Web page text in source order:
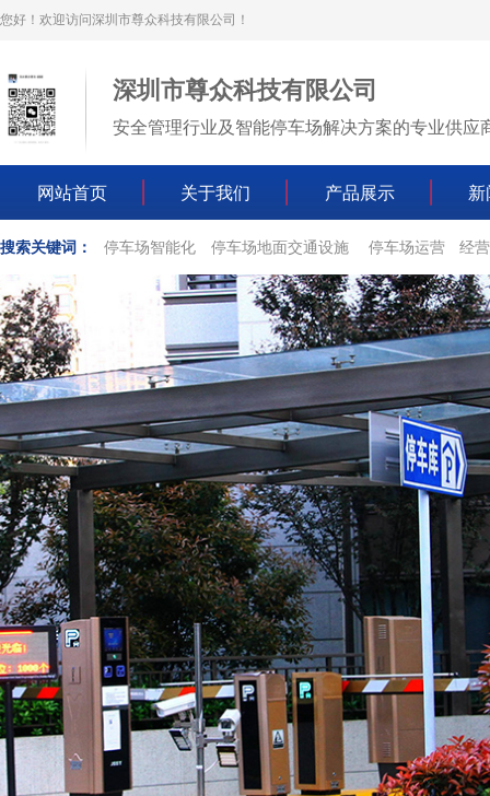
您好！欢迎访问深圳市尊众科技有限公司！
深圳市尊众科技有限公司
安全管理行业及智能停车场解决方案的专业供应
网站首页 关于我们 产品展示 新
我是段落。点
双击进行编辑
搜索关键词： 停车场智能化 停车场地面交通设施 停车场运营 经